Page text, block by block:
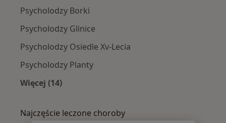
Psycholodzy Borki
Psycholodzy Glinice
Psycholodzy Osiedle Xv-Lecia
Psycholodzy Planty
Więcej (14)
Najczęście leczone choroby